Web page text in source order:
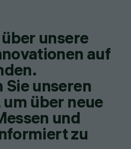
unsere
auf
unseren
über neue
und
zu